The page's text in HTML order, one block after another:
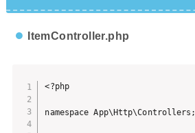
ItemController.php
<?php
namespace App\Http\Controllers;